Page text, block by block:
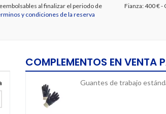
al finalizar el periodo de
y condiciones de la reserva
Fianza:400 €-
COMPLEMENTOS EN VENTA
Guantes de trabajo